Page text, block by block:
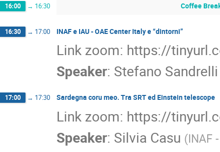
16:00 → 16:30 Coffee
16:30 → 17:00 INAF e IAU - OAE Center Italy e “dintorni”
Link zoom: https://
Speaker: Stefano Sandrelli
17:00 → 17:30 Sardegna coru meo. Tra SRT ed Einstein telescope
Link zoom: https://
Speaker: Silvia Casu (INAF